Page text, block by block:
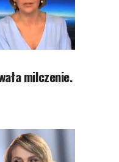
milczenie.